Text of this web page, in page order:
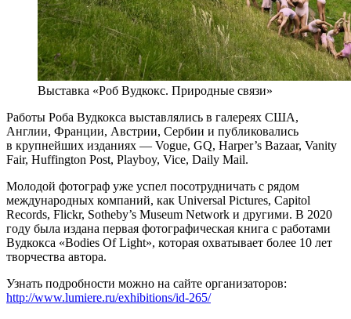
Выставка «Роб Вудкокс. Природные связи»
Работы Роба Вудкокса выставлялись в галереях США,
Англии, Франции, Австрии, Сербии и публиковались
в крупнейших изданиях — Vogue, GQ, Harper’s Bazaar, Vanity
Fair, Huffington Post, Playboy, Vice, Daily Mail.
Молодой фотограф уже успел посотрудничать с рядом
международных компаний, как Universal Pictures, Capitol
Records, Flickr, Sotheby’s Museum Network и другими. В 2020
году была издана первая фотографическая книга с работами
Вудкокса «Bodies Of Light», которая охватывает более 10 лет
творчества автора.
Узнать подробности можно на сайте организаторов:
http://www.lumiere.ru/exhibitions/id-265/